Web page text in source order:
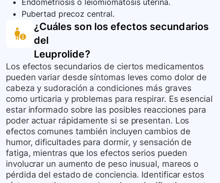
Endometriosis o leiomiomatosis uterina.
Pubertad precoz central.
¿Cuáles son los efectos secundarios
del
Leuprolide?
Los efectos secundarios de ciertos medicamentos
pueden variar desde síntomas leves como dolor de
cabeza y sudoración a condiciones más graves
como urticaria y problemas para respirar. Es esencial
estar informado sobre las posibles reacciones para
poder actuar rápidamente si se presentan. Los
efectos comunes también incluyen cambios de
humor, dificultades para dormir, y sensación de
fatiga, mientras que los efectos serios pueden
involucrar un aumento de peso inusual, mareos o
pérdida del estado de conciencia. Identificar estos